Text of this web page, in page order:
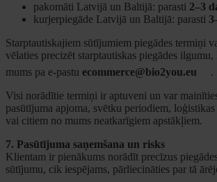
pakomāti Latvijā un Baltijā: parasti 2–3
kurjerpiegāde Latvijā un Baltijā: parasti
Starptautiskajiem sūtījumiem piegādes termiņi
vēlaties precizēt starptautiskas piegādes
mums pa e-pastu ecommerce@bio2you.eu
.
Visi norādītie termiņi ir aptuveni un var
pasūtījuma apjoma, svētku periodiem,
vai citiem no mums neatkarīgiem apstākļiem.
7. Pasūtījuma saņemšana un risks
Klientam ir pienākums norādīt precīzus
sūtījumu, cik iespējams, pārliecināties par tā